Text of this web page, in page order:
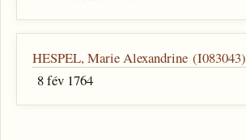
HESPEL, Marie Alexandrine (I083043)
8 fév 1764